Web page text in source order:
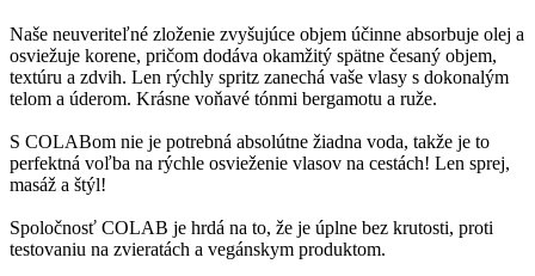
Naše neuveriteľné zloženie zvyšujúce objem účinne absorbuje olej a
osviežuje korene, pričom dodáva okamžitý spätne česaný objem,
textúru a zdvih. Len rýchly spritz zanechá vaše vlasy s dokonalým
telom a úderom. Krásne voňavé tónmi bergamotu a ruže.
S COLABom nie je potrebná absolútne žiadna voda, takže je to
perfektná voľba na rýchle osvieženie vlasov na cestách! Len sprej,
masáž a štýl!
Spoločnosť COLAB je hrdá na to, že je úplne bez krutosti, proti
testovaniu na zvieratách a vegánskym produktom.